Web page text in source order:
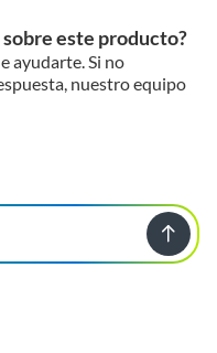
sobre este producto?
ayudarte. Si no
nuestro equipo